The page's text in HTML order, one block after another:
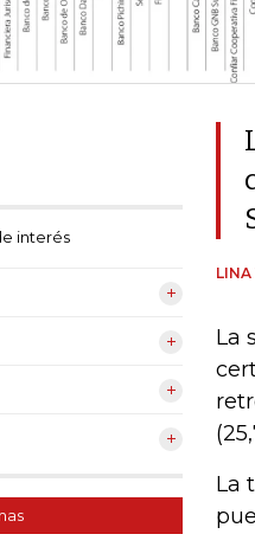
interés
LINA
La
La